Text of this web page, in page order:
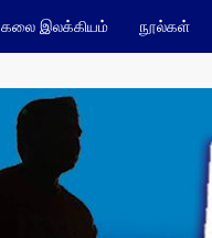
கலை இலக்கியம் நூல்கள்